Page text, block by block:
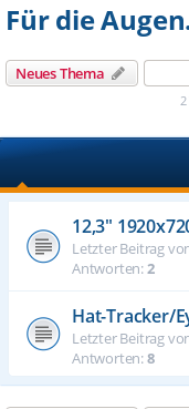
Für die
Neues Thema
2
12,3"
Letzter Beitrag
Antworten:2
Hat-Tracker/
Letzter Beitrag
Antworten:8